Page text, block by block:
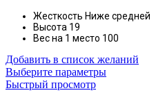
Жесткость Ниже средней
Высота 19
Вес на 1 место 100
Добавить в список желаний
Выберите параметрыЭтот
Быстрый просмотр